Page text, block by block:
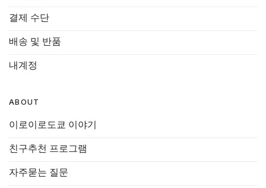
결제 수단
배송 및 반품
내계정
ABOUT
이로이로도쿄 이야기
친구추천 프로그램
자주묻는 질문